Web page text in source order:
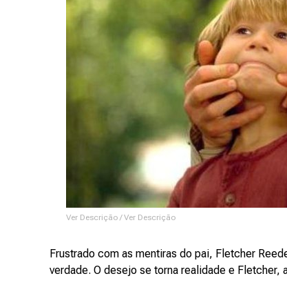
Ver Descrição / Ver Descrição
Frustrado com as mentiras do pai, Fletcher
verdade. O desejo se torna realidade e